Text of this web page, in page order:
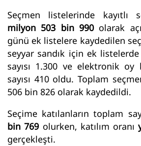
Seçmen listelerinde kayıtlı
milyon 503 bin 990olarak
günü ek listelere kaydedilen
seyyar sandık için ek
sayısı 1.300 ve elektronik oy
sayısı 410 oldu. Toplam
506 bin 826 olarak kaydedildi.
Seçime katılanların toplam
bin 769 olurken, katılım oranı
gerçekleşti.